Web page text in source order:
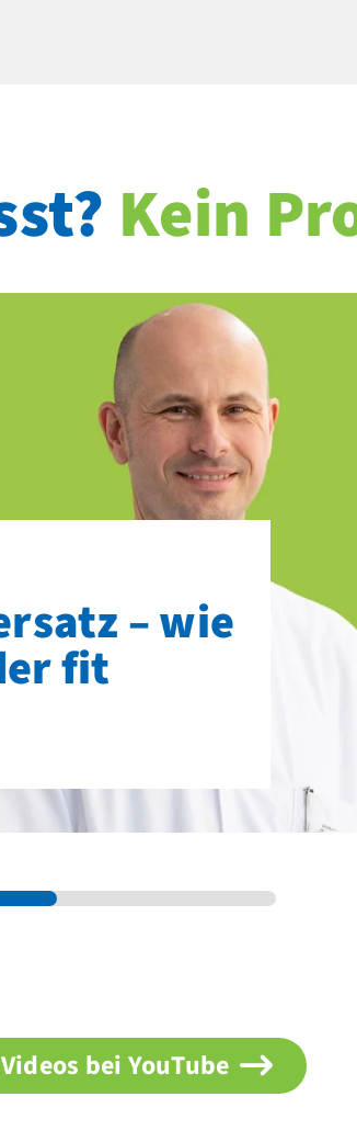
Kein
– wie
fit
bei YouTube